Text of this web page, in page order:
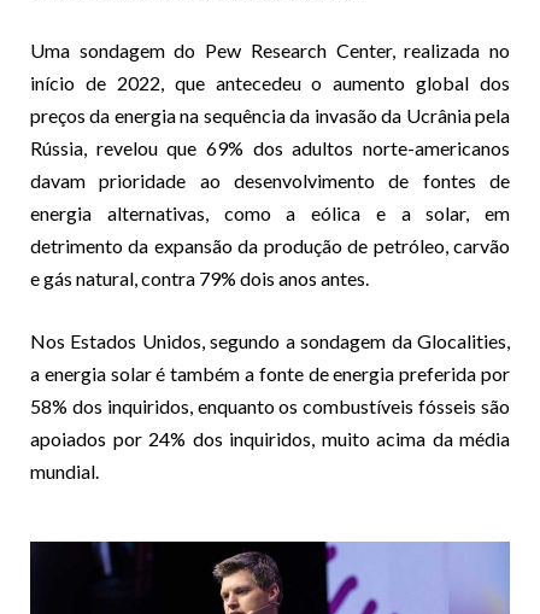
Uma sondagem do Pew Research Center, realizada no
início de 2022, que antecedeu o aumento global dos
preços da energia na sequência da invasão da Ucrânia pela
Rússia, revelou que 69% dos adultos norte-americanos
davam prioridade ao desenvolvimento de fontes de
energia alternativas, como a eólica e a solar, em
detrimento da expansão da produção de petróleo, carvão
e gás natural, contra 79% dois anos antes.
Nos Estados Unidos, segundo a sondagem da Glocalities,
a energia solar é também a fonte de energia preferida por
58% dos inquiridos, enquanto os combustíveis fósseis são
apoiados por 24% dos inquiridos, muito acima da média
mundial.